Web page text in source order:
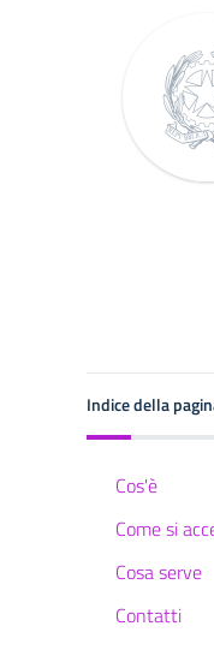
Indice della
Cos'è
Come si
Cosa serve
Contatti